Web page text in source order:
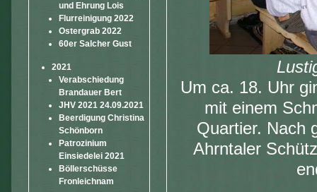
und Ehrung Lois
Flurreinigung 2022
Ostergrab 2022
60er Salcher Gust
2021
Verabschiedung
Brandauer Bert
JHV 2021 24.09.2021
Beerdigung Christina
Schönborn
Patrozinium
Einsiedelei 2021
Böllerschüsse
Fronleichnam
Um ca. 18. Uhr
mit einem
Quartier. Nach
Ahrntaler